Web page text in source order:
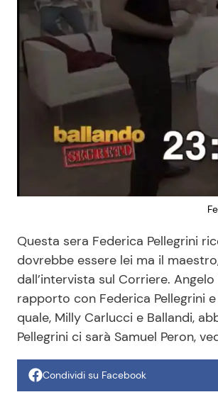
Questa sera Federica Pellegrini
dovrebbe essere lei ma il
dall’intervista sul Corriere.
rapporto con Federica Pellegrini
quale, Milly Carlucci e Ballandi,
Pellegrini ci sarà Samuel Peron,
Condividi su Facebook